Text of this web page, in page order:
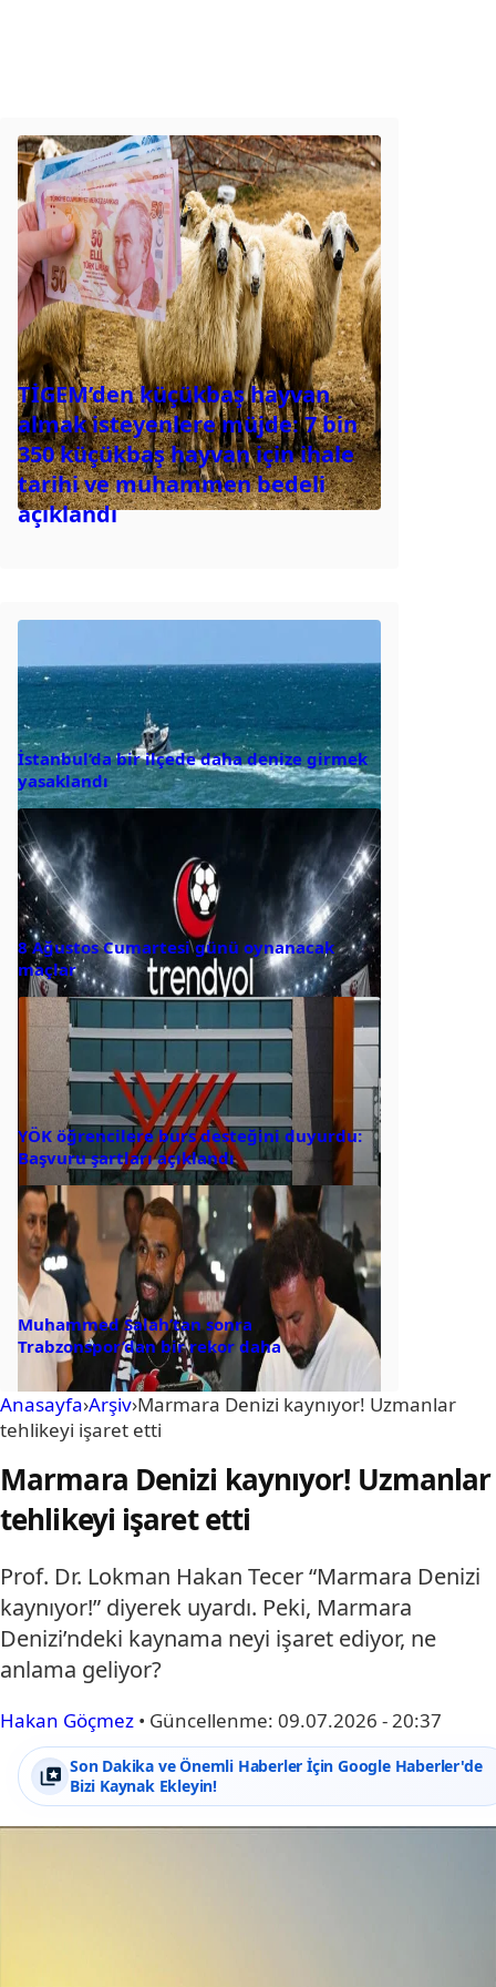
TİGEM’den küçükbaş hayvan
almak isteyenlere müjde: 7 bin
350 küçükbaş hayvan için ihale
tarihi ve muhammen bedeli
açıklandı
İstanbul’da bir ilçede daha denize girmek
yasaklandı
8 Ağustos Cumartesi günü oynanacak
maçlar
YÖK öğrencilere burs desteğini duyurdu:
Başvuru şartları açıklandı
Muhammed Salah’tan sonra
Trabzonspor’dan bir rekor daha
Anasayfa›Arşiv›Marmara Denizi kaynıyor! Uzmanlar
tehlikeyi işaret etti
Marmara Denizi kaynıyor! Uzmanlar
tehlikeyi işaret etti
Prof. Dr. Lokman Hakan Tecer “Marmara Denizi
kaynıyor!” diyerek uyardı. Peki, Marmara
Denizi’ndeki kaynama neyi işaret ediyor, ne
anlama geliyor?
Hakan Göçmez • Güncellenme: 09.07.2026 - 20:37
Son Dakika ve Önemli Haberler İçin Google Haberler'de
Bizi Kaynak Ekleyin!